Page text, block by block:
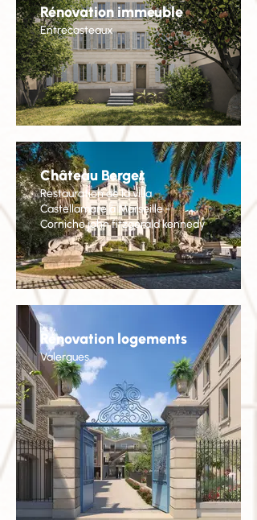
Rénovation immeuble
Entrecasteaux
Château Berger
Restauration de la villa
Castellamare à Marseille -
Corniche john fitzgerald kennedy
Rénovation logements
Valergues